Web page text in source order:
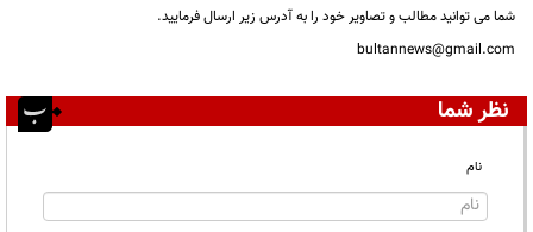
شما می توانید مطالب و تصاویر خود را به آدرس زیر ارسال فرمایید.
bultannews@gmail.com
نظر شما
نام